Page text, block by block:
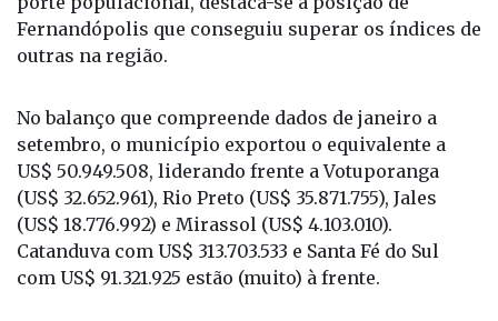
No balanço que compreende dados de janeiro a
(US$ 32.652.961), Rio Preto (US$ 35.871.755), Jales
(US$ 18.776.992) e Mirassol (US$ 4.103.010).
Catanduva com US$ 313.703.533 e Santa Fé do Sul
com US$ 91.321.925 estão (muito) à frente.
Microrregião